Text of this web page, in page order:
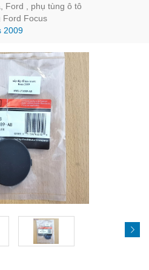
Ford , phụ tùng ô tô
Ford Focus
2009